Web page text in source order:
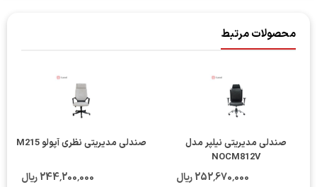
محصولات مرتبط
صندلی مدیریتی نیلپر مدل
NOCM812V
252٬670٬000 ریال
صندلی مدیریتی نظری آپولو M215
244٬200٬000 ریال